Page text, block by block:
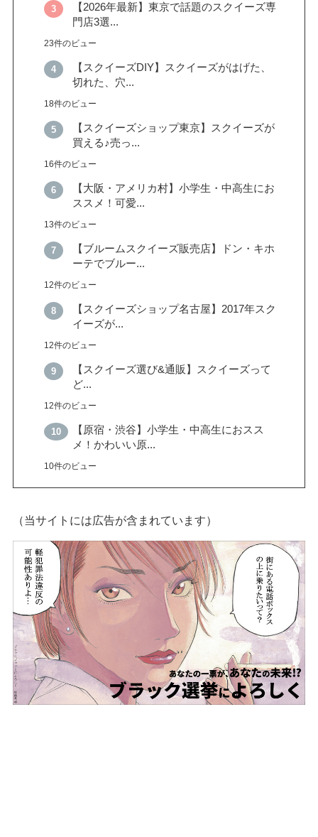
【2026年最新】東京で話題のスクイーズ専
門店3選...
23件のビュー
【スクイーズDIY】スクイーズがはげた、
切れた、穴...
18件のビュー
【スクイーズショップ東京】スクイーズが
買える♪売っ...
16件のビュー
【大阪・アメリカ村】小学生・中高生にお
ススメ！可愛...
13件のビュー
【ブルームスクイーズ販売店】ドン・キホ
ーテでブルー...
12件のビュー
【スクイーズショップ名古屋】2017年スク
イーズが...
12件のビュー
【スクイーズ選び&通販】スクイーズって
ど...
12件のビュー
【原宿・渋谷】小学生・中高生におスス
メ！かわいい原...
10件のビュー
（当サイトには広告が含まれています）